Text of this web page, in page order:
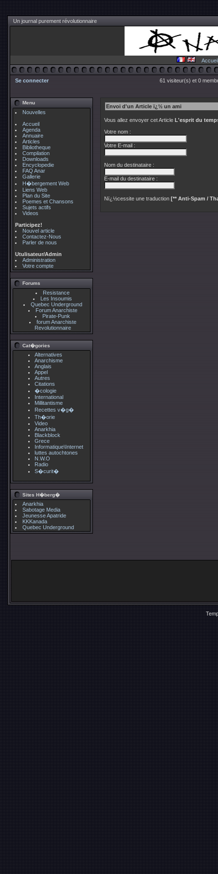
Un journal purement révolutionnaire
Accueil
Se connecter 61 visiteur(s) et 0
Menu
Nouvelles
Accueil
Agenda
Annuaire
Articles
Bibliotheque
Compilation
Downloads
Encyclopedie
FAQ Anar
Gallerie
H�bergement Web
Liens Web
Plan du Site
Poemes et Chansons
Sujets actifs
Videos
Participez!
Nouvel article
Contactez-Nous
Parler de nous
Utulisateur/Admin
Administration
Votre compte
Forums
Resistance
Les Insoumis
Quebec Underground
Forum Anarchiste
Pirate-Punk
forum Anarchiste
Revolutionnaire
Cat�gories
Alternatives
Anarchisme
Anglais
Appel
Autres
Citations
�cologie
International
Millitantisme
Recettes v�g�
Th�orie
Video
Anarkhia
Blackblock
Grece
Informatique\Internet
luttes autochtones
N.W.O
Radio
S�curit�
Sites H�berg�
Anarkhia
Sabotage Media
Jeunesse Apatride
KKKanada
Quebec Underground
Envoi d'un Article ï¿½ un ami
Vous allez envoyer cet Article L'esprit du
Votre nom :
Votre E-mail :
Nom du destinataire :
E-mail du destinataire :
Nï¿½cessite une traduction [** Anti-Spam /